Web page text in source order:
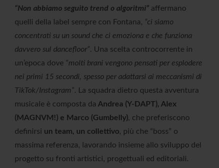
“Non abbiamo seguito trend o algoritmi” affermano
quelli della label sempre con Fontana, “ci siamo
concentrati su un sound che ci emoziona e che funziona
davvero sul dancefloor”. Una scelta controcorrente in
un’epoca dove “molti brani vengono pensati per esplodere
nei primi 15 secondi, spesso per adattarsi ai meccanismi di
TikTok/Instagram”. La squadra dietro questa avventura
musicale è composta da Andrea (Y-DAPT), Alex
(MAGNVM!) e Marco (Gumbelly), che preferiscono
definirsi un team, un collettivo, più che “boss” o
massima referenza, lavorando insieme allo sviluppo del
progetto su fronti artistici, progettuali ed editoriali.